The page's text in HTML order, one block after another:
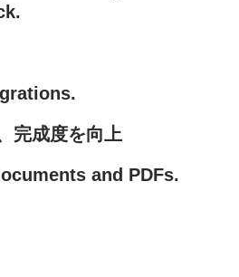
完成度を向上
and PDFs.